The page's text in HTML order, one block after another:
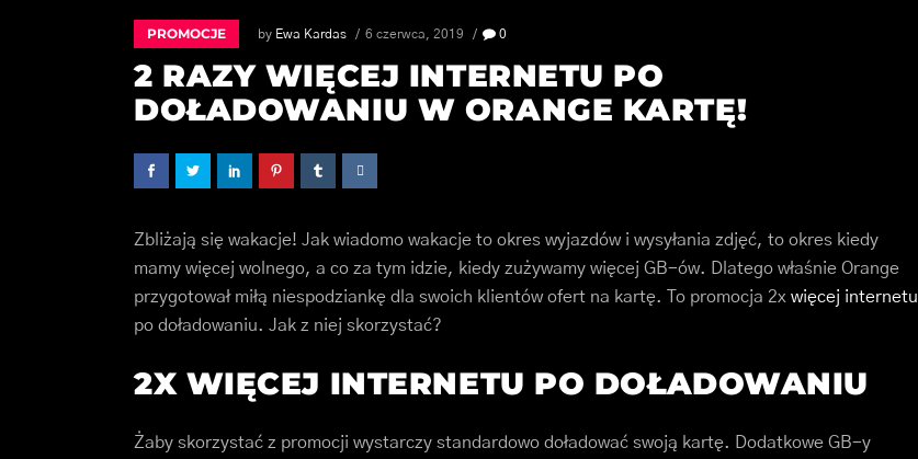
PROMOCJE by Ewa Kardas 6 czerwca, 2019 0
2 RAZY WIĘCEJ INTERNETU PO
DOŁADOWANIU W ORANGE KARTĘ!
Zbliżają się wakacje! Jak wiadomo wakacje to okres wyjazdów i wysyłania zdjęć, to okres kiedy
mamy więcej wolnego, a co za tym idzie, kiedy zużywamy więcej GB-ów. Dlatego właśnie Orange
przygotował miłą niespodziankę dla swoich klientów ofert na kartę. To promocja 2x więcej internetu
po doładowaniu. Jak z niej skorzystać?
2X WIĘCEJ INTERNETU PO DOŁADOWANIU
Żaby skorzystać z promocji wystarczy standardowo doładować swoją kartę. Dodatkowe GB-y